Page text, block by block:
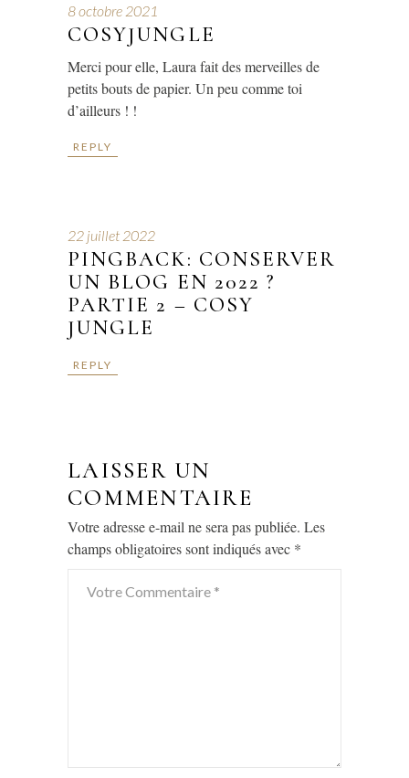
8 octobre 2021
COSYJUNGLE
Merci pour elle, Laura fait des merveilles de
petits bouts de papier. Un peu comme toi
d’ailleurs ! !
REPLY
22 juillet 2022
PINGBACK: CONSERVER
UN BLOG EN 2022 ?
PARTIE 2 – COSY
JUNGLE
REPLY
LAISSER UN
COMMENTAIRE
Votre adresse e-mail ne sera pas publiée. Les
champs obligatoires sont indiqués avec *